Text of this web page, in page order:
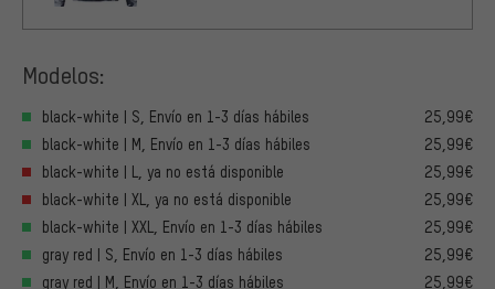
Modelos:
black-white | S, Envío en 1-3 días hábiles
25,99€
black-white | M, Envío en 1-3 días hábiles
25,99€
black-white | L, ya no está disponible
25,99€
black-white | XL, ya no está disponible
25,99€
black-white | XXL, Envío en 1-3 días hábiles
25,99€
gray red | S, Envío en 1-3 días hábiles
25,99€
gray red | M, Envío en 1-3 días hábiles
25,99€